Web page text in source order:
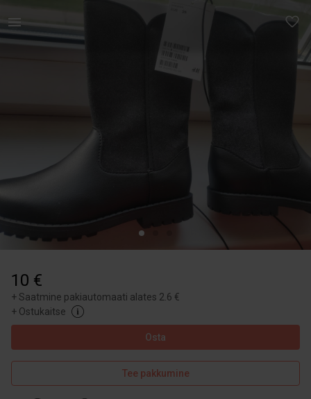
10 €
+Saatmine pakiautomaati alates 2.6 €
+ Ostukaitse
Osta
Tee pakkumine